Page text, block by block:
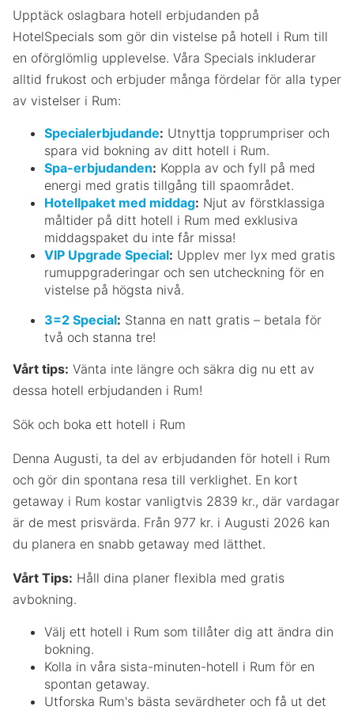
Upptäck oslagbara hotell erbjudanden på
HotelSpecials som gör din vistelse på hotell i Rum till
en oförglömlig upplevelse. Våra Specials inkluderar
alltid frukost och erbjuder många fördelar för alla typer
av vistelser i Rum:
Specialerbjudande: Utnyttja topprumpriser och
spara vid bokning av ditt hotell i Rum.
Spa-erbjudanden: Koppla av och fyll på med
energi med gratis tillgång till spaområdet.
Hotellpaket med middag: Njut av förstklassiga
måltider på ditt hotell i Rum med exklusiva
middagspaket du inte får missa!
VIP Upgrade Special: Upplev mer lyx med gratis
rumuppgraderingar och sen utcheckning för en
vistelse på högsta nivå.
3=2 Special: Stanna en natt gratis – betala för
två och stanna tre!
Vårt tips: Vänta inte längre och säkra dig nu ett av
dessa hotell erbjudanden i Rum!
Sök och boka ett hotell i Rum
Denna Augusti, ta del av erbjudanden för hotell i Rum
och gör din spontana resa till verklighet. En kort
getaway i Rum kostar vanligtvis 2839 kr., där vardagar
är de mest prisvärda. Från 977 kr. i Augusti 2026 kan
du planera en snabb getaway med lätthet.
Vårt Tips: Håll dina planer flexibla med gratis
avbokning.
Välj ett hotell i Rum som tillåter dig att ändra din
bokning.
Kolla in våra sista-minuten-hotell i Rum för en
spontan getaway.
Utforska Rum's bästa sevärdheter och få ut det